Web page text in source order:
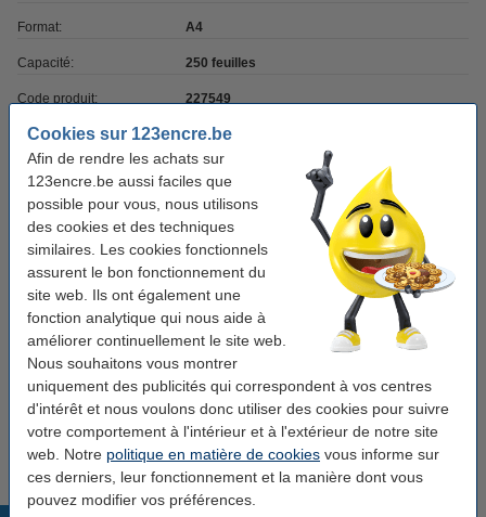
Cookies sur 123encre.be
Afin de rendre les achats sur
123encre.be aussi faciles que
possible pour vous, nous utilisons
des cookies et des techniques
similaires. Les cookies fonctionnels
assurent le bon fonctionnement du
site web. Ils ont également une
fonction analytique qui nous aide à
améliorer continuellement le site web.
Nous souhaitons vous montrer
uniquement des publicités qui correspondent à vos centres
d'intérêt et nous voulons donc utiliser des cookies pour suivre
votre comportement à l'intérieur et à l'extérieur de notre site
web. Notre politique en matière de cookies vous informe sur
ces derniers, leur fonctionnement et la manière dont vous
pouvez modifier vos préférences.
Format: A4
Capacité: 250 feuilles
Code produit: 227549
Pack avantageux ! 9+1 gratuit
Offre : 10x Leitz Recycle dossier de devis -
20,25 €
Bon plan : commandez également
123encre perforatrice à 2 trous (30 feuilles) -
noir
123encre papier d'impression 1 ramette de 500
feuilles A4 - 80 g/m²
7,25 €